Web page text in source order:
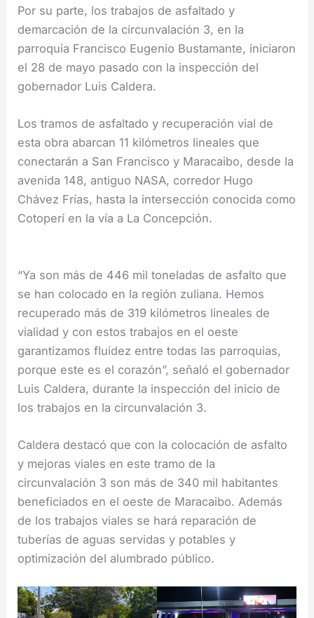
Por su parte, los trabajos de asfaltado y
demarcación de la circunvalación 3, en la
parroquia Francisco Eugenio Bustamante, iniciaron
el 28 de mayo pasado con la inspección del
gobernador Luis Caldera.
Los tramos de asfaltado y recuperación vial de
esta obra abarcan 11 kilómetros lineales que
conectarán a San Francisco y Maracaibo, desde la
avenida 148, antiguo NASA, corredor Hugo
Chávez Frías, hasta la intersección conocida como
Cotoperí en la vía a La Concepción.
“Ya son más de 446 mil toneladas de asfalto que
se han colocado en la región zuliana. Hemos
recuperado más de 319 kilómetros lineales de
vialidad y con estos trabajos en el oeste
garantizamos fluidez entre todas las parroquias,
porque este es el corazón”, señaló el gobernador
Luis Caldera, durante la inspección del inicio de
los trabajos en la circunvalación 3.
Caldera destacó que con la colocación de asfalto
y mejoras viales en este tramo de la
circunvalación 3 son más de 340 mil habitantes
beneficiados en el oeste de Maracaibo. Además
de los trabajos viales se hará reparación de
tuberías de aguas servidas y potables y
optimización del alumbrado público.